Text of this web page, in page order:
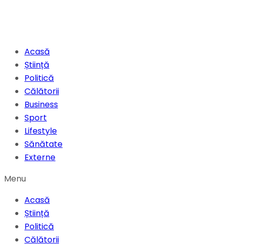
Acasă
Știință
Politică
Călătorii
Business
Sport
Lifestyle
Sănătate
Externe
Menu
Acasă
Știință
Politică
Călătorii